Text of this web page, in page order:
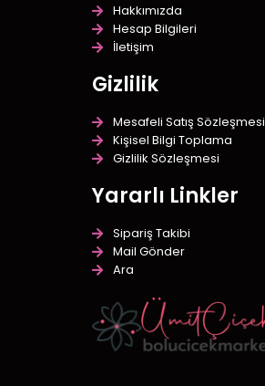
Hakkımızda
Hesap Bilgileri
İletişim
Gizlilik
Mesafeli Satış Sözleşmesi
Kişisel Bilgi Toplama
Gizlilik Sözleşmesi
Yararlı Linkler
Sipariş Takibi
Mail Gönder
Ara